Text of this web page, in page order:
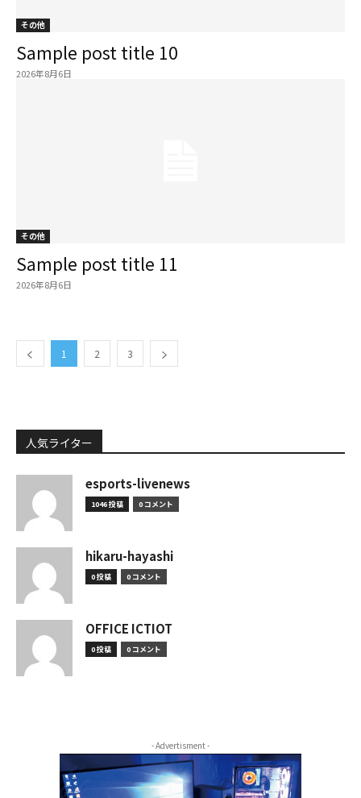
その他
Sample post title 10
2026年8月6日
その他
Sample post title 11
2026年8月6日
1 2 3
人気ライター
esports-livenews
1046 投稿 0 コメント
hikaru-hayashi
0 投稿 0 コメント
OFFICE ICTIOT
0 投稿 0 コメント
- Advertisment -